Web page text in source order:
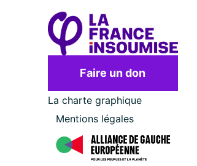
Faire un don
La charte graphique
Mentions légales